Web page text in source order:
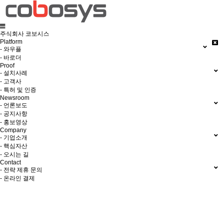
주식회사 코보시스
Platform
- 와우플
- 바로더
Proof
- 설치사례
- 고객사
- 특허 및 인증
Newsroom
- 언론보도
- 공지사항
- 홍보영상
Company
- 기업소개
- 핵심자산
- 오시는 길
Contact
- 전략 제휴 문의
- 온라인 결제